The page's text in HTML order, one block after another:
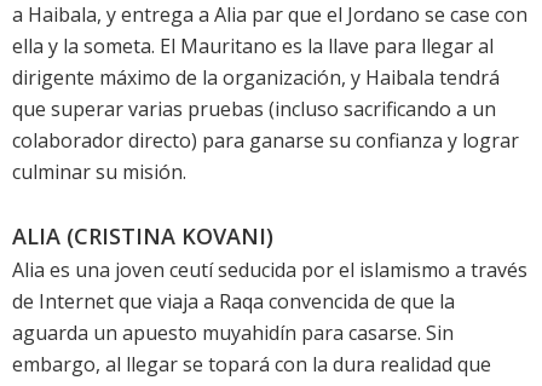
a Haibala, y entrega a Alia par que el Jordano se case con
ella y la someta. El Mauritano es la llave para llegar al
dirigente máximo de la organización, y Haibala tendrá
que superar varias pruebas (incluso sacrificando a un
colaborador directo) para ganarse su confianza y lograr
culminar su misión.
ALIA (CRISTINA KOVANI)
Alia es una joven ceutí seducida por el islamismo a través
de Internet que viaja a Raqa convencida de que la
aguarda un apuesto muyahidín para casarse. Sin
embargo, al llegar se topará con la dura realidad que